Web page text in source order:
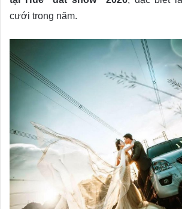
cưới trong năm.